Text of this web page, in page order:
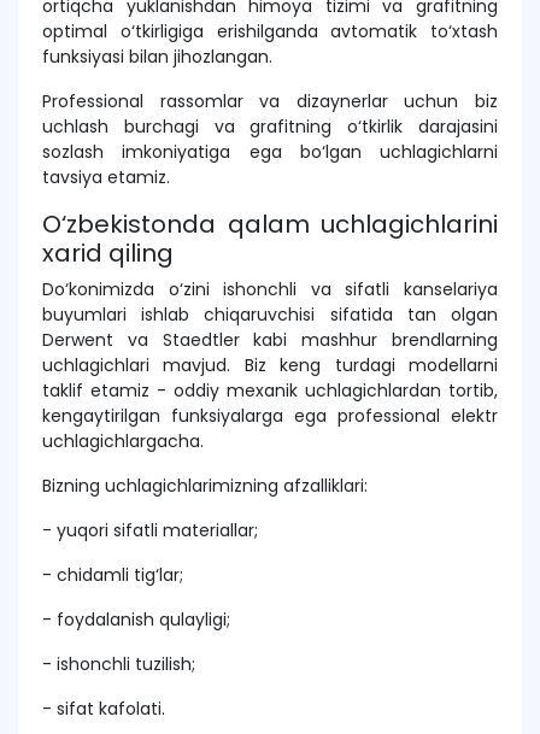
ortiqcha yuklanishdan himoya tizimi va grafitning
optimal o‘tkirligiga erishilganda avtomatik to‘xtash
funksiyasi bilan jihozlangan.
Professional rassomlar va dizaynerlar uchun biz
uchlash burchagi va grafitning o‘tkirlik darajasini
sozlash imkoniyatiga ega bo‘lgan uchlagichlarni
tavsiya etamiz.
O‘zbekistonda qalam uchlagichlarini
xarid qiling
Do‘konimizda o‘zini ishonchli va sifatli kanselariya
buyumlari ishlab chiqaruvchisi sifatida tan olgan
Derwent va Staedtler kabi mashhur brendlarning
uchlagichlari mavjud. Biz keng turdagi modellarni
taklif etamiz - oddiy mexanik uchlagichlardan tortib,
kengaytirilgan funksiyalarga ega professional elektr
uchlagichlargacha.
Bizning uchlagichlarimizning afzalliklari:
- yuqori sifatli materiallar;
- chidamli tig‘lar;
- foydalanish qulayligi;
- ishonchli tuzilish;
- sifat kafolati.